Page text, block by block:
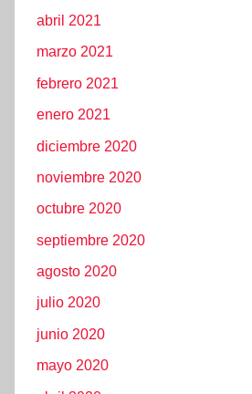
abril 2021
marzo 2021
febrero 2021
enero 2021
diciembre 2020
noviembre 2020
octubre 2020
septiembre 2020
agosto 2020
julio 2020
junio 2020
mayo 2020